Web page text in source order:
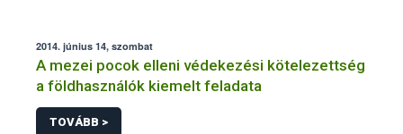
2014. június 14, szombat
A mezei pocok elleni védekezési kötelezettség
a földhasználók kiemelt feladata
TOVÁBB >